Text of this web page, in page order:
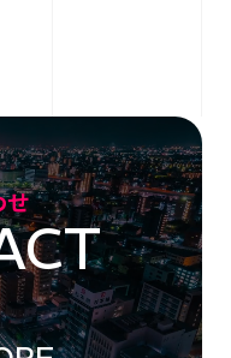
せ